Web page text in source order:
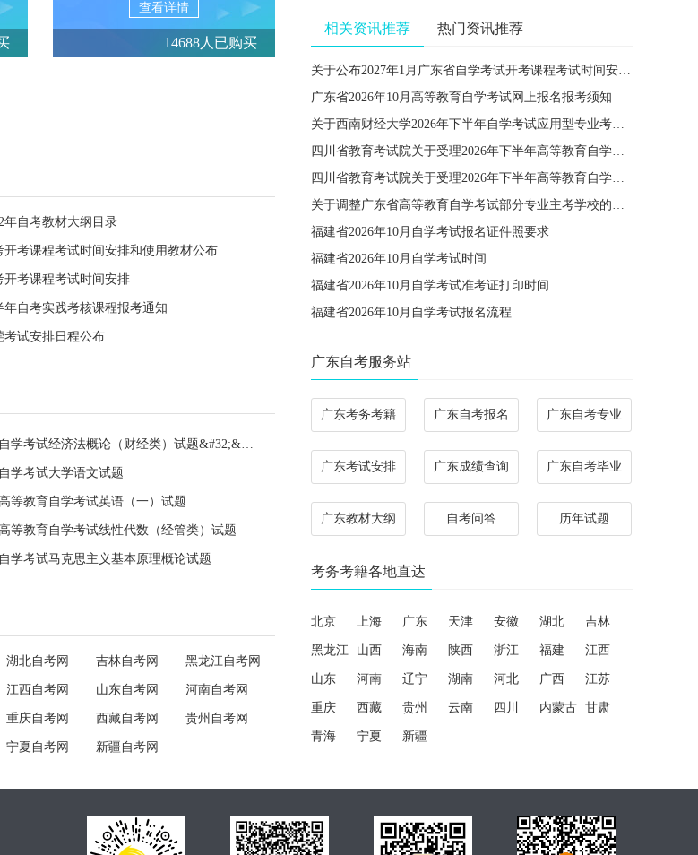
查看详情
14688人已购买
年自考教材大纲目录
开考课程考试时间安排和使用教材公布
开考课程考试时间安排
年自考实践考核课程报考通知
考试安排日程公布
全国2024年4月自学考试经济法概论（财经类）试题&#32;&#32;
学考试大学语文试题
等教育自学考试英语（一）试题
等教育自学考试线性代数（经管类）试题
学考试马克思主义基本原理概论试题
湖北自考网 吉林自考网 黑龙江自考网
江西自考网 山东自考网 河南自考网
重庆自考网 西藏自考网 贵州自考网
宁夏自考网 新疆自考网
相关资讯推荐 热门资讯推荐
关于公布2027年1月广东省自学考试开考课程考试时间安排和使用教材的通知
广东省2026年10月高等教育自学考试网上报名报考须知
关于西南财经大学2026年下半年自学考试应用型专业考籍更改办理的通知
四川省教育考试院关于受理2026年下半年高等教育自学考试省际转考申请的通告
四川省教育考试院关于受理2026年下半年高等教育自学考试考籍更改申请的通告
关于调整广东省高等教育自学考试部分专业主考学校的通知
福建省2026年10月自学考试报名证件照要求
福建省2026年10月自学考试时间
福建省2026年10月自学考试准考证打印时间
福建省2026年10月自学考试报名流程
广东自考服务站
广东考务考籍 广东自考报名 广东自考专业
广东考试安排 广东成绩查询 广东自考毕业
广东教材大纲 自考问答 历年试题
考务考籍各地直达
北京 上海 广东 天津 安徽 湖北 吉林
黑龙江 山西 海南 陕西 浙江 福建 江西
山东 河南 辽宁 湖南 河北 广西 江苏
重庆 西藏 贵州 云南 四川 内蒙古 甘肃
青海 宁夏 新疆